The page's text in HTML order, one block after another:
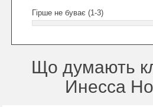
Гірше не буває (1-3)
Що думають
Инесса